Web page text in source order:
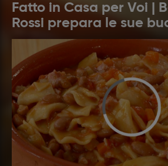
Fatto in Casa per Voi |
Rossi prepara le sue
ricette: pronti a